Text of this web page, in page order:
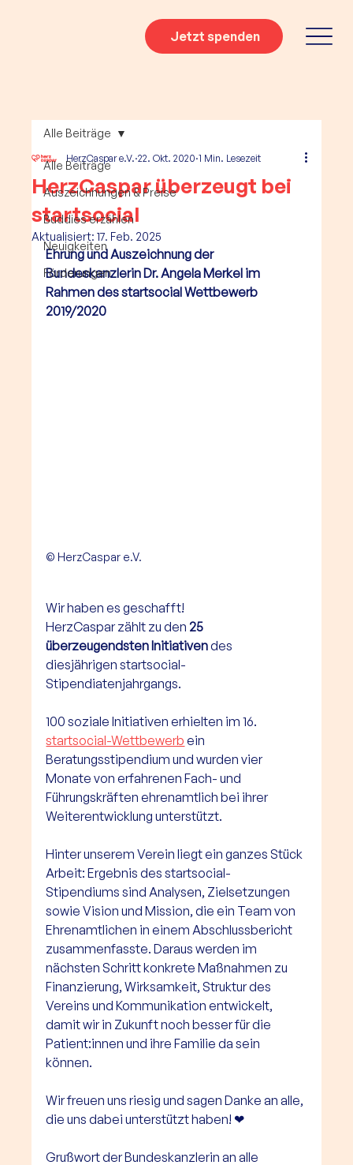
Jetzt spenden
Alle Beiträge
Auszeichnungen & Preise
Buddies erzählen
Neuigkeiten
Förderungen
Alle Beiträge
HerzCaspar überzeugt bei
startsocial
HerzCaspar e.V. 22. Okt. 2020 1 Min. Lesezeit
Aktualisiert:17. Feb. 2025
Ehrung und Auszeichnung der
Bundeskanzlerin Dr. Angela Merkel im
Rahmen des startsocial Wettbewerb
2019/2020
© HerzCaspar e.V.
Wir haben es geschafft!
HerzCaspar zählt zu den 25
überzeugendsten Initiativen des
diesjährigen startsocial-
Stipendiatenjahrgangs.
100 soziale Initiativen erhielten im 16.
startsocial-Wettbewerb ein
Beratungsstipendium und wurden vier
Monate von erfahrenen Fach- und
Führungskräften ehrenamtlich bei ihrer
Weiterentwicklung unterstützt.
Hinter unserem Verein liegt ein ganzes Stück
Arbeit: Ergebnis des startsocial-
Stipendiums sind Analysen, Zielsetzungen
sowie Vision und Mission, die ein Team von
Ehrenamtlichen in einem Abschlussbericht
zusammenfasste. Daraus werden im
nächsten Schritt konkrete Maßnahmen zu
Finanzierung, Wirksamkeit, Struktur des
Vereins und Kommunikation entwickelt,
damit wir in Zukunft noch besser für die
Patient:innen und ihre Familie da sein
können.
Wir freuen uns riesig und sagen Danke an alle,
die uns dabei unterstützt haben! ❤
Grußwort der Bundeskanzlerin an alle